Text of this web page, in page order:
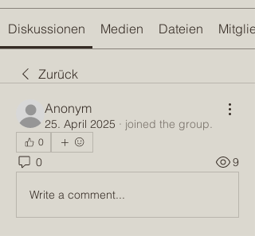
Diskussionen Medien Dateien
Zurück
Anonym
25. April 2025 · joined the group.
0
0 9
Write a comment...